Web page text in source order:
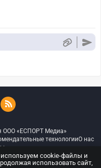
ООО «ЕСПОРТ Медиа»
технологииО нас
права защищены
cookie-файлы и
использовать сайт,